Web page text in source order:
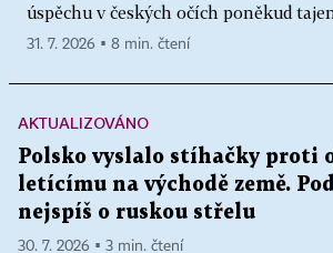
úspěchu v českých očích poněkud
31. 7. 2026 ▪ 8 min. čtení
AKTUALIZOVÁNO
Polsko vyslalo stíhačky proti
letícímu na východě země.
nejspíš o ruskou střelu
30. 7. 2026 ▪ 3 min. čtení